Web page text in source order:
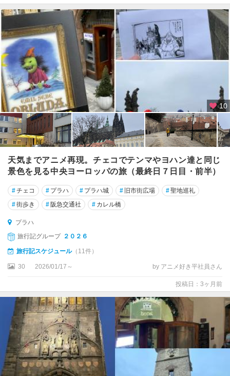
10
天気までアニメ再現。チェコでテンマやヨハン達と同じ
景色を見る中央ヨーロッパの旅（最終日７日目・前半）
#チェコ # プラハ # プラハ城 # 旧市街広場 #聖地巡礼
#街歩き # 阪急交通社 # カレル橋
プラハ
旅行記グループ ２０２６
旅行記スケジュール（11件）
30 2026/01/17～ by アニメ好き平社員さん
投稿日：3ヶ月前